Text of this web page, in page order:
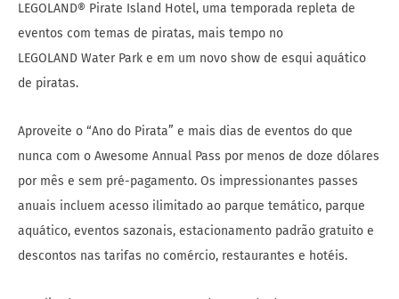
LEGOLAND® Pirate Island Hotel, uma temporada repleta de
eventos com temas de piratas, mais tempo no
LEGOLAND Water Park e em um novo show de esqui aquático
de piratas.
Aproveite o “Ano do Pirata” e mais dias de eventos do que
nunca com o Awesome Annual Pass por menos de doze dólares
por mês e sem pré-pagamento. Os impressionantes passes
anuais incluem acesso ilimitado ao parque temático, parque
aquático, eventos sazonais, estacionamento padrão gratuito e
descontos nas tarifas no comércio, restaurantes e hotéis.